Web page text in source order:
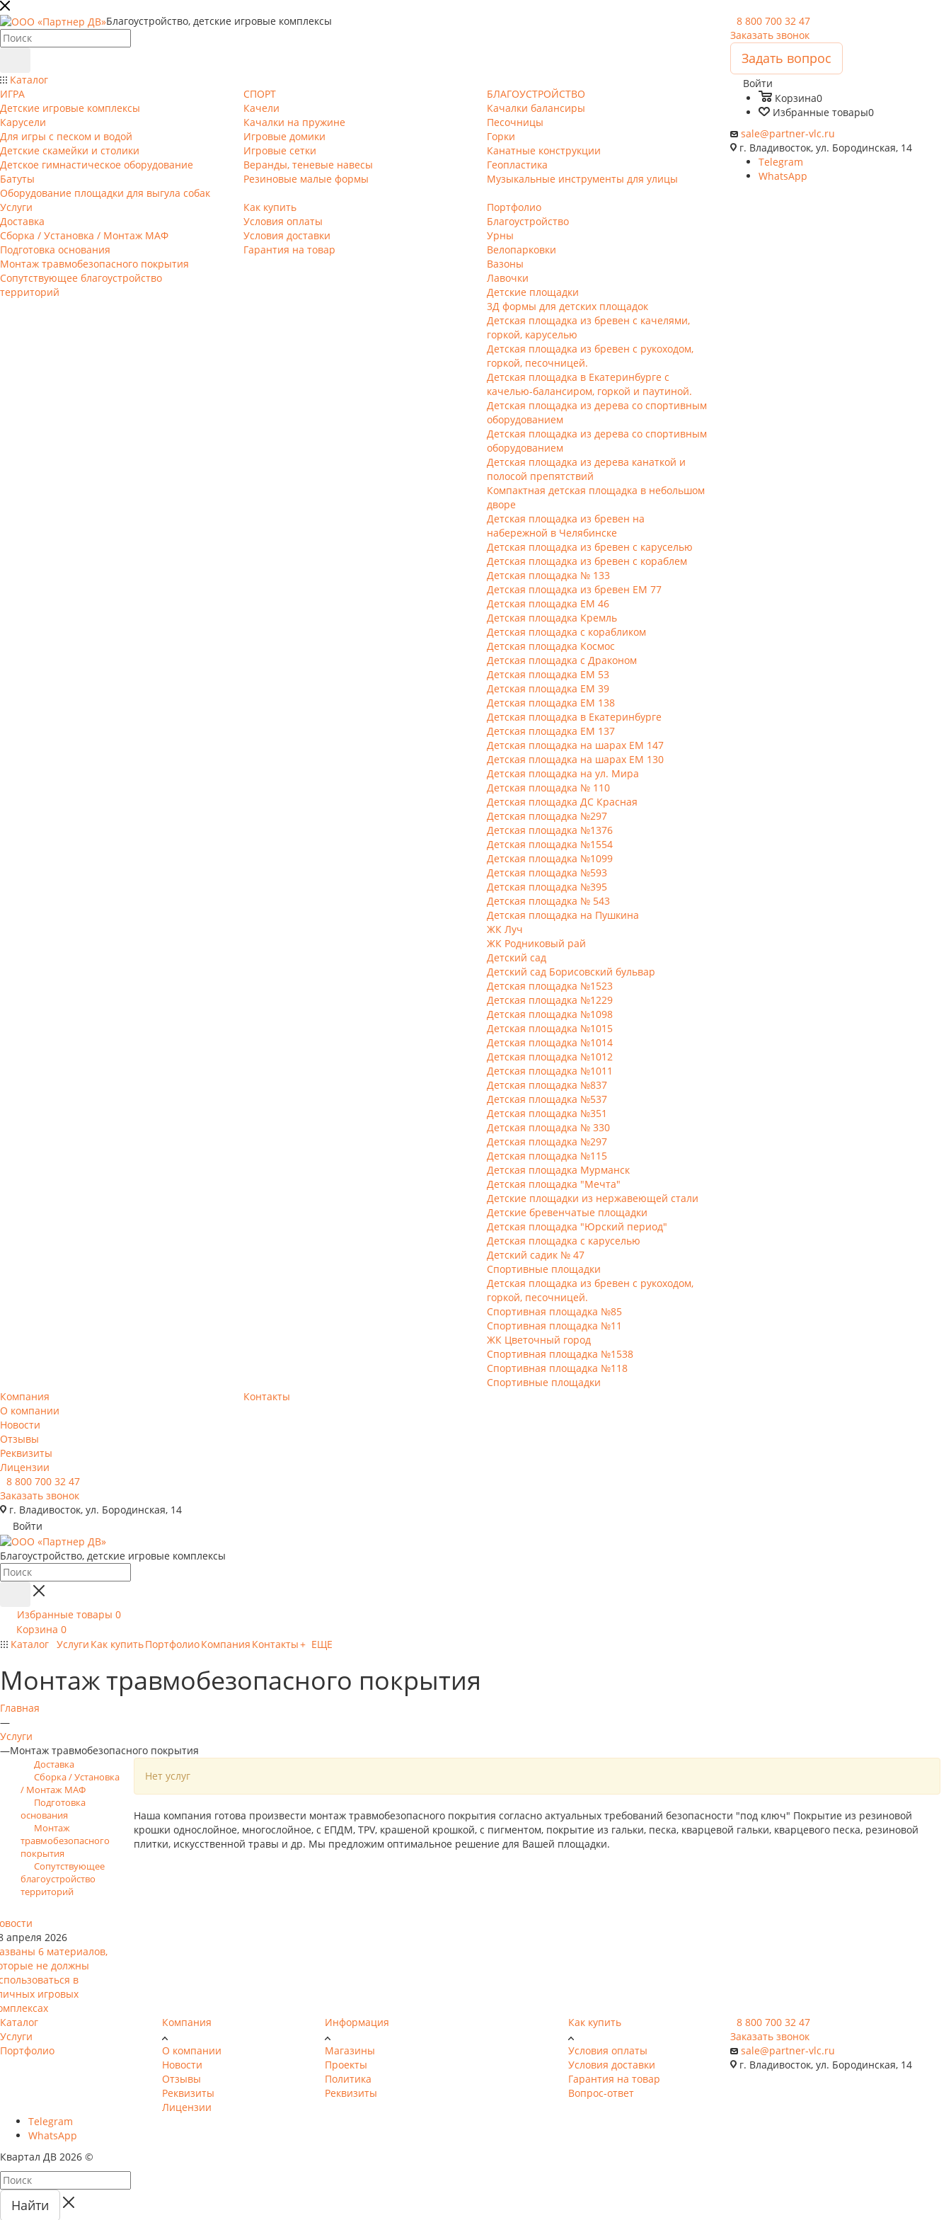
Благоустройство, детские игровые комплексы
Каталог
ИГРА
СПОРТ
БЛАГОУСТРОЙСТВО
Детские игровые комплексы
Качели
Качалки балансиры
Карусели
Качалки на пружине
Песочницы
Для игры с песком и водой
Игровые домики
Горки
Детские скамейки и столики
Игровые сетки
Канатные конструкции
Детское гимнастическое оборудование
Веранды, теневые навесы
Геопластика
Батуты
Резиновые малые формы
Музыкальные инструменты для улицы
Оборудование площадки для выгула собак
Услуги
Доставка
Сборка / Установка / Монтаж МАФ
Подготовка основания
Монтаж травмобезопасного покрытия
Сопутствующее благоустройство
территорий
Как купить
Условия оплаты
Условия доставки
Гарантия на товар
Портфолио
Благоустройство
Урны
Велопарковки
Вазоны
Лавочки
Детские площадки
3Д формы для детских площадок
Детская площадка из бревен с качелями,
горкой, каруселью
Детская площадка из бревен с рукоходом,
горкой, песочницей.
Детская площадка в Екатеринбурге с
качелью-балансиром, горкой и паутиной.
Детская площадка из дерева со спортивным
оборудованием
Детская площадка из дерева со спортивным
оборудованием
Детская площадка из дерева канаткой и
полосой препятствий
Компактная детская площадка в небольшом
дворе
Детская площадка из бревен на
набережной в Челябинске
Детская площадка из бревен с каруселью
Детская площадка из бревен с кораблем
Детская площадка № 133
Детская площадка из бревен ЕМ 77
Детская площадка ЕМ 46
Детская площадка Кремль
Детская площадка с корабликом
Детская площадка Космос
Детская площадка с Драконом
Детская площадка ЕМ 53
Детская площадка ЕМ 39
Детская площадка ЕМ 138
Детская площадка в Екатеринбурге
Детская площадка ЕМ 137
Детская площадка на шарах ЕМ 147
Детская площадка на шарах ЕМ 130
Детская площадка на ул. Мира
Детская площадка № 110
Детская площадка ДС Красная
Детская площадка №297
Детская площадка №1376
Детская площадка №1554
Детская площадка №1099
Детская площадка №593
Детская площадка №395
Детская площадка № 543
Детская площадка на Пушкина
ЖК Луч
ЖК Родниковый рай
Детский сад
Детский сад Борисовский бульвар
Детская площадка №1523
Детская площадка №1229
Детская площадка №1098
Детская площадка №1015
Детская площадка №1014
Детская площадка №1012
Детская площадка №1011
Детская площадка №837
Детская площадка №537
Детская площадка №351
Детская площадка № 330
Детская площадка №297
Детская площадка №115
Детская площадка Мурманск
Детская площадка "Мечта"
Детские площадки из нержавеющей стали
Детские бревенчатые площадки
Детская площадка "Юрский период"
Детская площадка с каруселью
Детский садик № 47
Спортивные площадки
Детская площадка из бревен с рукоходом,
горкой, песочницей.
Спортивная площадка №85
Спортивная площадка №11
ЖК Цветочный город
Спортивная площадка №1538
Спортивная площадка №118
Спортивные площадки
Компания
О компании
Новости
Отзывы
Реквизиты
Лицензии
Контакты
8 800 700 32 47
Заказать звонок
Задать вопрос
Войти
Корзина0
Избранные товары0
sale@partner-vlc.ru
г. Владивосток, ул. Бородинская, 14
Telegram
WhatsApp
8 800 700 32 47
Заказать звонок
г. Владивосток, ул. Бородинская, 14
Войти
Благоустройство, детские игровые комплексы
Избранные товары 0
Корзина 0
Каталог Услуги Как купитьПортфолиоКомпания Контакты+ ЕЩЕ
Монтаж травмобезопасного покрытия
Главная
—
Услуги
—Монтаж травмобезопасного покрытия
Нет услуг
Наша компания готова произвести монтаж травмобезопасного покрытия согласно актуальных требований безопасности "под ключ" Покрытие из резиновой
крошки однослойное, многослойное, с ЕПДМ, TPV, крашеной крошкой, с пигментом, покрытие из гальки, песка, кварцевой гальки, кварцевого песка, резиновой
плитки, искусственной травы и др. Мы предложим оптимальное решение для Вашей площадки.
Доставка
Сборка / Установка
/ Монтаж МАФ
Подготовка
основания
Монтаж
травмобезопасного
покрытия
Сопутствующее
благоустройство
территорий
апреля 2026
6 материалов,
не должны
в
игровых
Каталог
Услуги
Портфолио
Компания
О компании
Новости
Отзывы
Реквизиты
Лицензии
Информация
Магазины
Проекты
Политика
Реквизиты
Как купить
Условия оплаты
Условия доставки
Гарантия на товар
Вопрос-ответ
8 800 700 32 47
Заказать звонок
sale@partner-vlc.ru
г. Владивосток, ул. Бородинская, 14
Telegram
WhatsApp
Квартал ДВ 2026 ©
Найти